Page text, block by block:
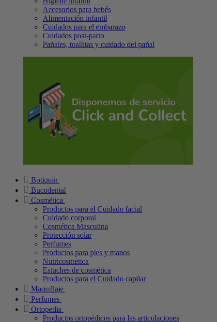
Accesorios para bebés
Alimentación infantil
Cuidados para el embarazo
Cuidados post-parto
Pañales, toallitas y cuidado del pañal
Botiquín
Bucodental
Cosmética
Productos para el Cuidado facial
Cuidado corporal
Cosmética Masculina
Protección solar
Perfumes
Productos para pies y manos
Nutricosmetica
Estuches de cosmética
Productos para el Cuidado capilar
Maquillaje
Perfumes
Ortopedia
Productos ortopédicos para las articulaciones